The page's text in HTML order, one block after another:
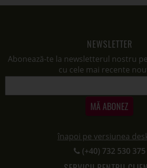
NEWSLETTER
Abonează-te la newsletterul nostru
cu cele mai recente
MĂ ABONEZ
înapoi pe versiunea
(+40) 732 530 375